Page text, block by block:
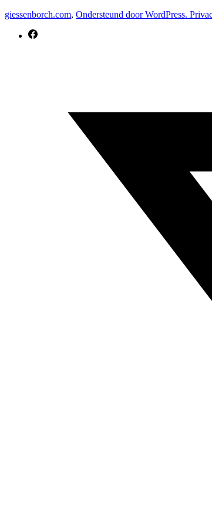
giessenborch.com, Ondersteund door WordPress.